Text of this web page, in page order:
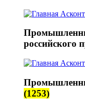
российского
(1253)